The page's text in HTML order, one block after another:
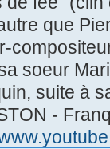
que
soeur
suite à
-